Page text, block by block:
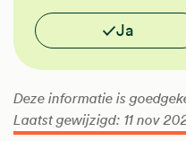
Vond je deze informatie
Ja
Deze informatie is
Laatst gewijzigd: 11 nov